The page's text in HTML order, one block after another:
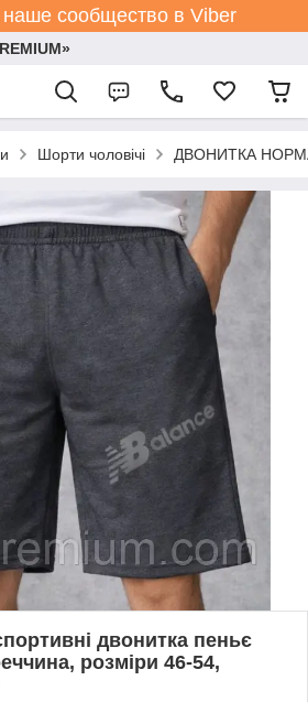
наше сообщество в Viber
Шорти чоловічі ДВОНИТКА НОРМА
двонитка пеньє
розміри 46-54,